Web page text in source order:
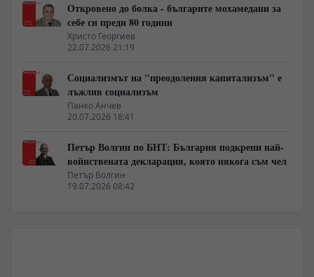
Откровено до болка - българите мохамедани за
себе си преди 80 години
Христо Георгиев
22.07.2026 21:19
Социализмът на "преодоления капитализъм" е
лъжлив социализъм
Панко Анчев
20.07.2026 18:41
Петър Волгин по БНТ: България подкрепи най-
войнствената декларация, която някога съм чел
Петър Волгин
19.07.2026 08:42